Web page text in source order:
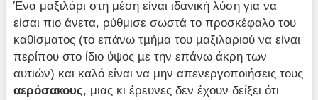
Ένα μαξιλάρι στη μέση είναι ιδανική λύση για να
είσαι πιο άνετα, ρύθμισε σωστά το προσκέφαλο του
καθίσματος (το επάνω τµήµα του µαξιλαριού να είναι
περίπου στο ίδιο ύψος µε την επάνω άκρη των
αυτιών) και καλό είναι να μην απενεργοποιήσεις τους
αερόσακους, μιας κι έρευνες δεν έχουν δείξει ότι